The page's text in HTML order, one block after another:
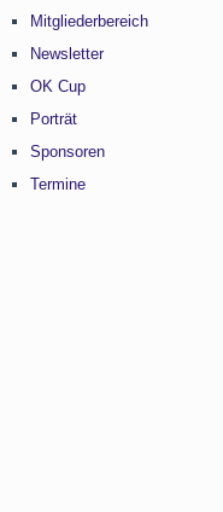
Mitgliederbereich
Newsletter
OK Cup
Porträt
Sponsoren
Termine